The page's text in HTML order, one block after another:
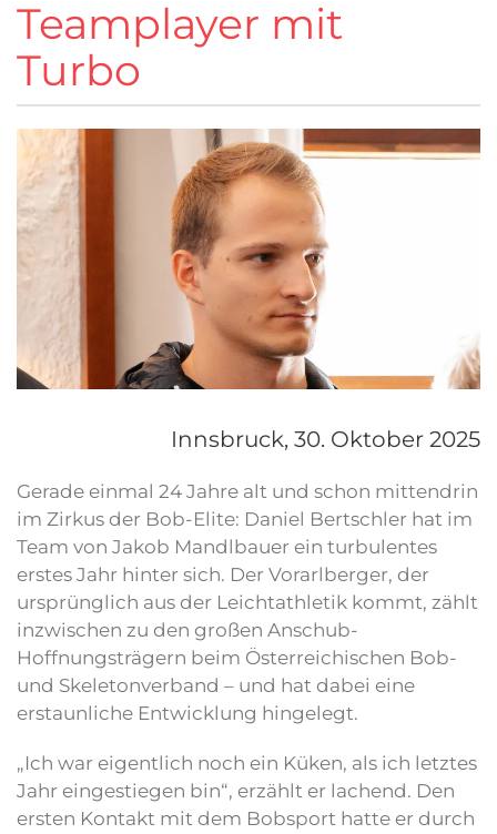
Teamplayer mit
Turbo
Innsbruck, 30. Oktober 2025
Gerade einmal 24 Jahre alt und schon mittendrin
im Zirkus der Bob-Elite: Daniel Bertschler hat im
Team von Jakob Mandlbauer ein turbulentes
erstes Jahr hinter sich. Der Vorarlberger, der
ursprünglich aus der Leichtathletik kommt, zählt
inzwischen zu den großen Anschub-
Hoffnungsträgern beim Österreichischen Bob-
und Skeletonverband – und hat dabei eine
erstaunliche Entwicklung hingelegt.
„Ich war eigentlich noch ein Küken, als ich letztes
Jahr eingestiegen bin“, erzählt er lachend. Den
ersten Kontakt mit dem Bobsport hatte er durch